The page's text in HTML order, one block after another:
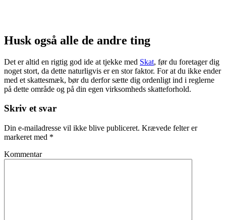
Husk også alle de andre ting
Det er altid en rigtig god ide at tjekke med Skat, før du foretager dig
noget stort, da dette naturligvis er en stor faktor. For at du ikke ender
med et skattesmæk, bør du derfor sætte dig ordenligt ind i reglerne
på dette område og på din egen virksomheds skatteforhold.
Skriv et svar
Din e-mailadresse vil ikke blive publiceret. Krævede felter er
markeret med *
Kommentar